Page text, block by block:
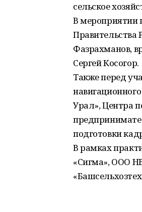
сельское
В мероприятии
Правительства
Фазрахманов,
Сергей Косогор.
Также перед
Урал», Центра
подготовки
В рамках
«Сигма», ООО